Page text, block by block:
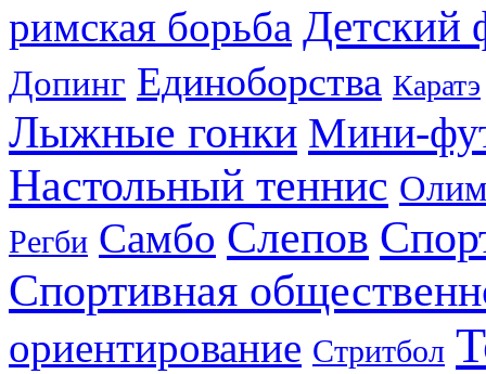
римская борьба Детский
Допинг Единоборства Каратэ
Лыжные гонки Мини-
Настольный теннис
Регби Самбо Слепов
Спортивная
ориентирование Стритбол